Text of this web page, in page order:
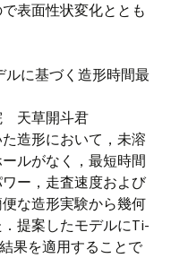
表面性状変化ととも
ルに基づく造形時間最
天草開斗君
造形において，未溶
ルがなく，最短時間
ー，走査速度および
な造形実験から幾何
提案したモデルにTi-
果を適用することで